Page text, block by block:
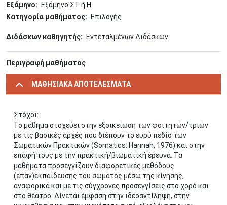
Εξάμηνο
Εξάμηνο ΣΤ ή Η
Κατηγορία μαθήματος
Επιλογής
Διδάσκων καθηγητής Εντεταλμένων Διδάσκων
Περιγραφή μαθήματος
ΜΑΘΗΣΙΑΚΑ ΑΠΟΤΕΛΕΣΜΑΤΑ
Στόχοι:
Το μάθημα στοχεύει στην εξοικείωση των φοιτητών/τριών
με τις βασικές αρχές που διέπουν το ευρύ πεδίο των
Σωματικών Πρακτικών (Somatics: Hannah, 1976) και στην
επαφή τους με την πρακτική/βιωματική έρευνα. Τα
μαθήματα προσεγγίζουν διαφορετικές μεθόδους
(επαν)εκπαίδευσης του σώματος μέσω της κίνησης,
αναφορικά και με τις σύγχρονες προσεγγίσεις στο χορό και
στο θέατρο. Δίνεται έμφαση στην ιδεοαντίληψη, στην